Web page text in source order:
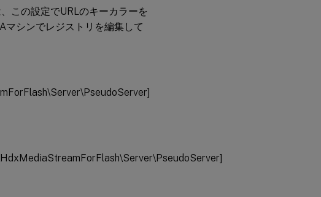
この設定でURLのキーカラーを
マシンでレジストリを編集して